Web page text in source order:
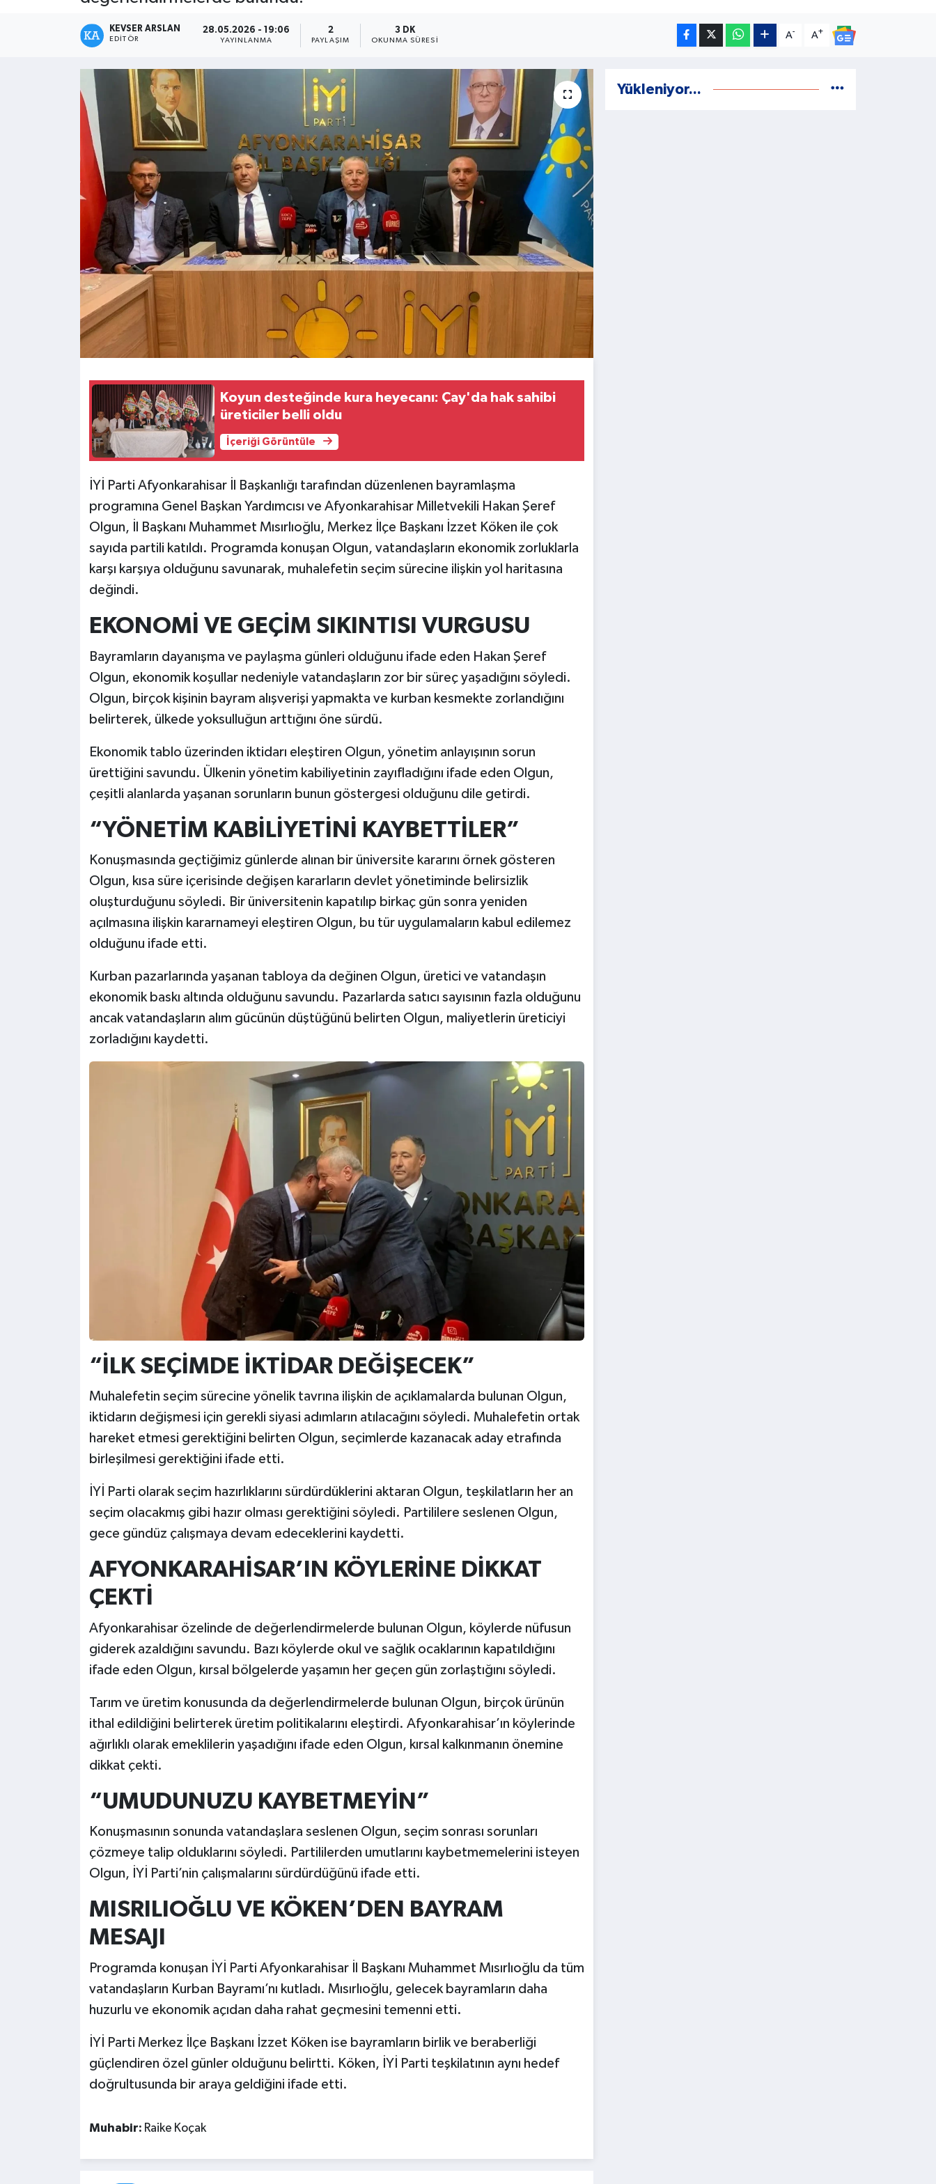
KEVSER ARSLAN
EDITÖR
28.05.2026 - 19:06
YAYINLANMA
2
PAYLAŞIM
3 DK
OKUNMA SÜRESI
A- A+
Koyun desteğinde kura heyecanı: Çay'da hak sahibi
üreticiler belli oldu
İçeriği Görüntüle
İYİ Parti Afyonkarahisar İl Başkanlığı tarafından düzenlenen bayramlaşma
programına Genel Başkan Yardımcısı ve Afyonkarahisar Milletvekili Hakan Şeref
Olgun, İl Başkanı Muhammet Mısırlıoğlu, Merkez İlçe Başkanı İzzet Köken ile çok
sayıda partili katıldı. Programda konuşan Olgun, vatandaşların ekonomik zorluklarla
karşı karşıya olduğunu savunarak, muhalefetin seçim sürecine ilişkin yol haritasına
değindi.
EKONOMİ VE GEÇİM SIKINTISI VURGUSU
Bayramların dayanışma ve paylaşma günleri olduğunu ifade eden Hakan Şeref
Olgun, ekonomik koşullar nedeniyle vatandaşların zor bir süreç yaşadığını söyledi.
Olgun, birçok kişinin bayram alışverişi yapmakta ve kurban kesmekte zorlandığını
belirterek, ülkede yoksulluğun arttığını öne sürdü.
Ekonomik tablo üzerinden iktidarı eleştiren Olgun, yönetim anlayışının sorun
ürettiğini savundu. Ülkenin yönetim kabiliyetinin zayıfladığını ifade eden Olgun,
çeşitli alanlarda yaşanan sorunların bunun göstergesi olduğunu dile getirdi.
“YÖNETİM KABİLİYETİNİ KAYBETTİLER”
Konuşmasında geçtiğimiz günlerde alınan bir üniversite kararını örnek gösteren
Olgun, kısa süre içerisinde değişen kararların devlet yönetiminde belirsizlik
oluşturduğunu söyledi. Bir üniversitenin kapatılıp birkaç gün sonra yeniden
açılmasına ilişkin kararnameyi eleştiren Olgun, bu tür uygulamaların kabul edilemez
olduğunu ifade etti.
Kurban pazarlarında yaşanan tabloya da değinen Olgun, üretici ve vatandaşın
ekonomik baskı altında olduğunu savundu. Pazarlarda satıcı sayısının fazla olduğunu
ancak vatandaşların alım gücünün düştüğünü belirten Olgun, maliyetlerin üreticiyi
zorladığını kaydetti.
“İLK SEÇİMDE İKTİDAR DEĞİŞECEK”
Muhalefetin seçim sürecine yönelik tavrına ilişkin de açıklamalarda bulunan Olgun,
iktidarın değişmesi için gerekli siyasi adımların atılacağını söyledi. Muhalefetin ortak
hareket etmesi gerektiğini belirten Olgun, seçimlerde kazanacak aday etrafında
birleşilmesi gerektiğini ifade etti.
İYİ Parti olarak seçim hazırlıklarını sürdürdüklerini aktaran Olgun, teşkilatların her an
seçim olacakmış gibi hazır olması gerektiğini söyledi. Partililere seslenen Olgun,
gece gündüz çalışmaya devam edeceklerini kaydetti.
AFYONKARAHİSAR’IN KÖYLERİNE DİKKAT
ÇEKTİ
Afyonkarahisar özelinde de değerlendirmelerde bulunan Olgun, köylerde nüfusun
giderek azaldığını savundu. Bazı köylerde okul ve sağlık ocaklarının kapatıldığını
ifade eden Olgun, kırsal bölgelerde yaşamın her geçen gün zorlaştığını söyledi.
Tarım ve üretim konusunda da değerlendirmelerde bulunan Olgun, birçok ürünün
ithal edildiğini belirterek üretim politikalarını eleştirdi. Afyonkarahisar’ın köylerinde
ağırlıklı olarak emeklilerin yaşadığını ifade eden Olgun, kırsal kalkınmanın önemine
dikkat çekti.
“UMUDUNUZU KAYBETMEYİN”
Konuşmasının sonunda vatandaşlara seslenen Olgun, seçim sonrası sorunları
çözmeye talip olduklarını söyledi. Partililerden umutlarını kaybetmemelerini isteyen
Olgun, İYİ Parti’nin çalışmalarını sürdürdüğünü ifade etti.
MISRILIOĞLU VE KÖKEN’DEN BAYRAM
MESAJI
Programda konuşan İYİ Parti Afyonkarahisar İl Başkanı Muhammet Mısırlıoğlu da tüm
vatandaşların Kurban Bayramı’nı kutladı. Mısırlıoğlu, gelecek bayramların daha
huzurlu ve ekonomik açıdan daha rahat geçmesini temenni etti.
İYİ Parti Merkez İlçe Başkanı İzzet Köken ise bayramların birlik ve beraberliği
güçlendiren özel günler olduğunu belirtti. Köken, İYİ Parti teşkilatının aynı hedef
doğrultusunda bir araya geldiğini ifade etti.
Muhabir: Raike Koçak
Yükleniyor...
Kültür - Sanat